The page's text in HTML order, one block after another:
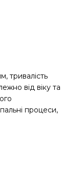
тривалість
від віку та
процеси,